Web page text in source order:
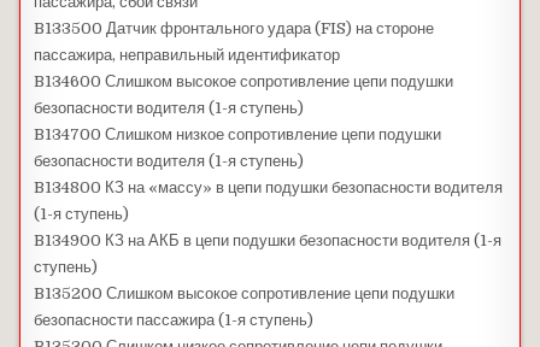
B133500 Датчик фронтального удара (FIS) на стороне
пассажира, неправильный идентификатор
B134600 Слишком высокое сопротивление цепи подушки
безопасности водителя (1-я ступень)
B134700 Слишком низкое сопротивление цепи подушки
безопасности водителя (1-я ступень)
B134800 КЗ на «массу» в цепи подушки безопасности водителя
(1-я ступень)
B134900 КЗ на АКБ в цепи подушки безопасности водителя (1-я
ступень)
B135200 Слишком высокое сопротивление цепи подушки
безопасности пассажира (1-я ступень)